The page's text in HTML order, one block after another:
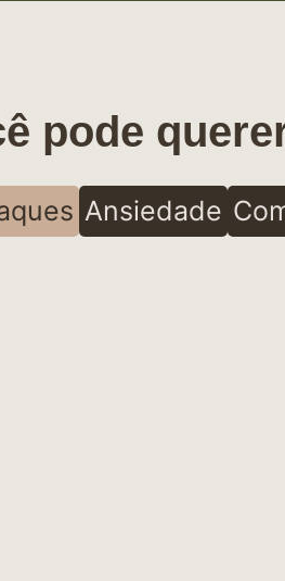
pode
Ansiedade